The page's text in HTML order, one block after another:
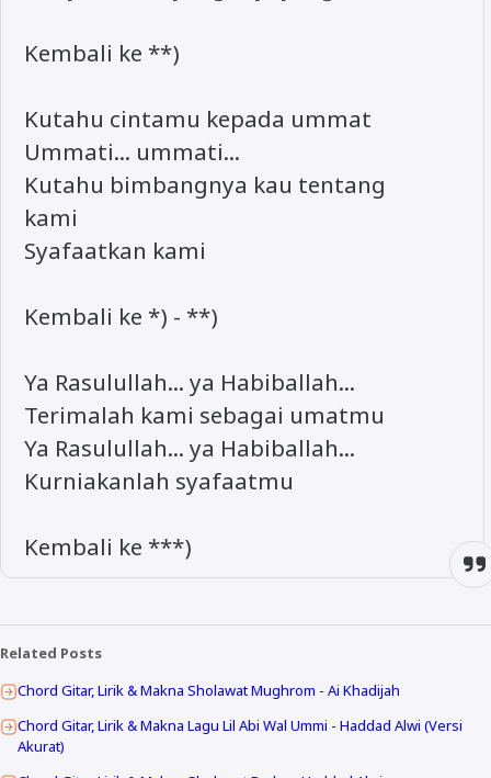
Kembali ke **)
Kutahu cintamu kepada ummat
Ummati... ummati...
Kutahu bimbangnya kau tentang
kami
Syafaatkan kami
Kembali ke *) - **)
Ya Rasulullah... ya Habiballah...
Terimalah kami sebagai umatmu
Ya Rasulullah... ya Habiballah...
Kurniakanlah syafaatmu
Kembali ke ***)
Related Posts
Chord Gitar, Lirik & Makna Sholawat Mughrom - Ai Khadijah
Chord Gitar, Lirik & Makna Lagu Lil Abi Wal Ummi - Haddad Alwi (Versi
Akurat)